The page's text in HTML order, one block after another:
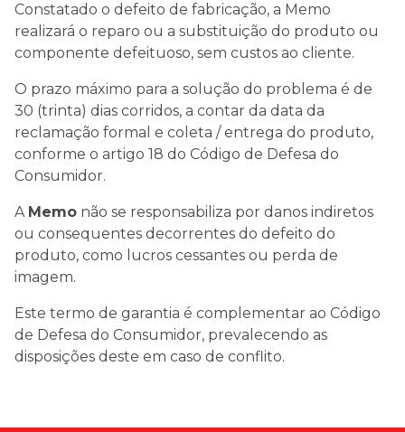
Constatado o defeito de fabricação, a Memo
realizará o reparo ou a substituição do produto ou
componente defeituoso, sem custos ao cliente.
O prazo máximo para a solução do problema é de
30 (trinta) dias corridos, a contar da data da
reclamação formal e coleta / entrega do produto,
conforme o artigo 18 do Código de Defesa do
Consumidor.
A Memo não se responsabiliza por danos indiretos
ou consequentes decorrentes do defeito do
produto, como lucros cessantes ou perda de
imagem.
Este termo de garantia é complementar ao Código
de Defesa do Consumidor, prevalecendo as
disposições deste em caso de conflito.